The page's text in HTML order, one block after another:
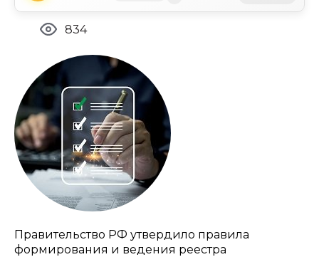
834
Правительство РФ утвердило правила
формирования и ведения реестра